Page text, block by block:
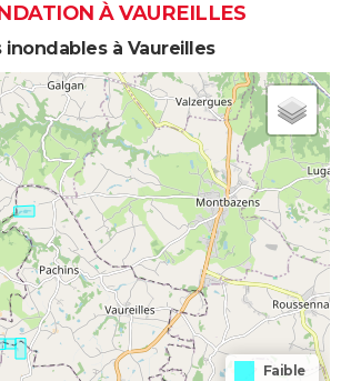
À VAUREILLES
inondables à Vaureilles
Faible